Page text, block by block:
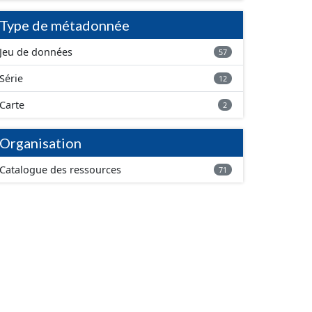
Type de métadonnée
Jeu de données 57
Série 12
Carte 2
Organisation
Catalogue des ressources 71